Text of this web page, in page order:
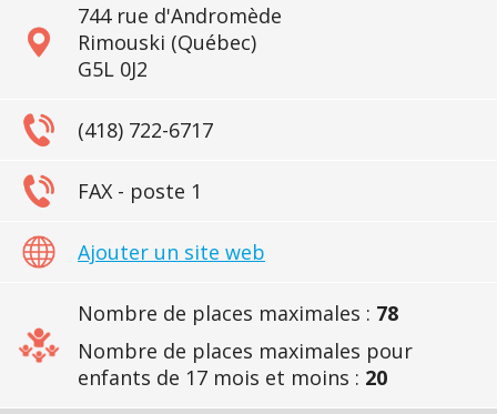
744 rue d'Andromède
Rimouski (Québec)
G5L 0J2
(418) 722-6717
FAX - poste 1
Ajouter un site web
Nombre de places maximales : 78
Nombre de places maximales pour
enfants de 17 mois et moins : 20